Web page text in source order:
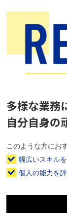
多様な業務
自分自身の
このような方にお
幅広いスキル
個人の能力を